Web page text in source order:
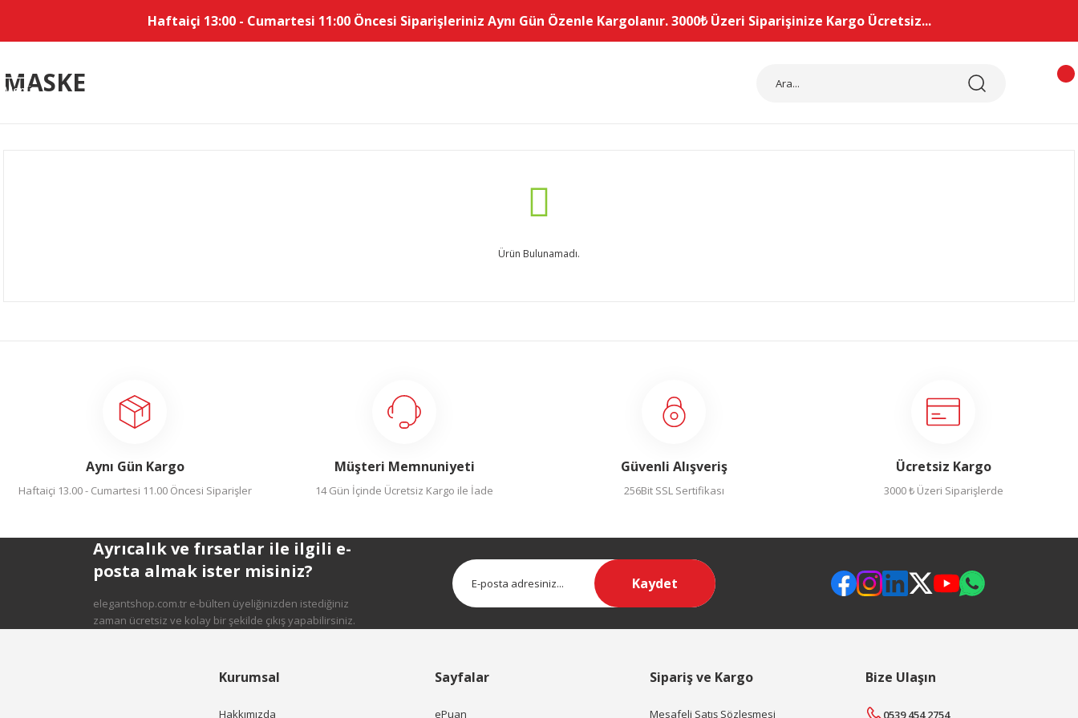
Haftaiçi 13:00 - Cumartesi 11:00 Öncesi Siparişleriniz Aynı Gün Özenle Kargolanır. 3000₺ Üzeri Siparişinize Kargo Ücretsiz...
Menü
MASKE
Ürün Bulunamadı.
Aynı Gün Kargo
Haftaiçi 13.00 - Cumartesi 11.00 Öncesi Siparişler
Müşteri Memnuniyeti
14 Gün İçinde Ücretsiz Kargo ile İade
Güvenli Alışveriş
256Bit SSL Sertifikası
Ücretsiz Kargo
3000 ₺ Üzeri Siparişlerde
Ayrıcalık ve fırsatlar ile ilgili e-
posta almak ister misiniz?
elegantshop.com.tr e-bülten üyeliğinizden istediğiniz
zaman ücretsiz ve kolay bir şekilde çıkış yapabilirsiniz.
Kaydet
Kurumsal
Hakkımızda
Sayfalar
ePuan
Sipariş ve Kargo
Mesafeli Satış Sözleşmesi
Bize Ulaşın
0539 454 2754